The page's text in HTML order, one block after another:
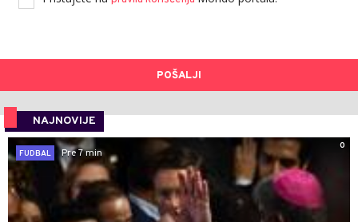
POŠALJI
NAJNOVIJE
0
FUDBAL
Pre 7 min